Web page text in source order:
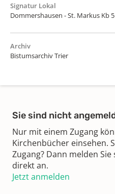
Signatur Lokal
Dommershausen - St. Markus Kb 5
Archiv
Bistumsarchiv Trier
Sie sind nicht
Nur mit einem Zugang
Kirchenbücher einsehen.
Zugang? Dann melden
direkt an.
Jetzt anmelden